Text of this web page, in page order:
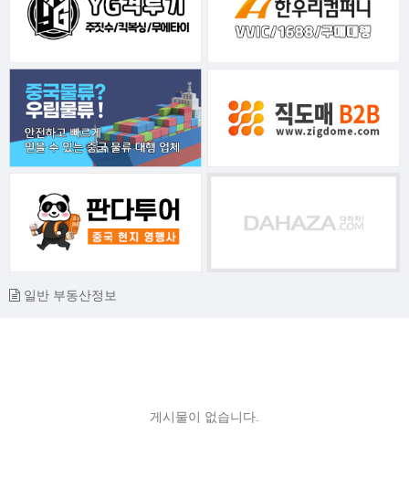
일반 부동산정보
게시물이 없습니다.